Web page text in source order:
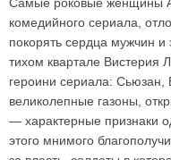
комедийного сериала,
покорять сердца мужчин и
тихом квартале Вистерия
героини сериала: Сьюзан,
великолепные газоны,
— характерные признаки
этого мнимого